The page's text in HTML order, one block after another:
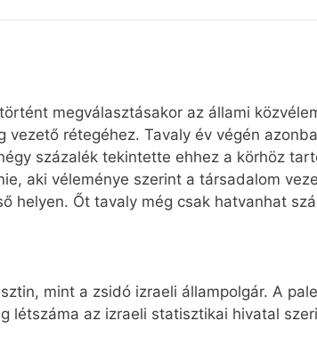
megválasztásakor az állami
rétegéhez. Tavaly év végén
százalék tekintette ehhez a körhöz
aki véleménye szerint a társadalom
helyen. Őt tavaly még csak hatvanhat
mint a zsidó izraeli állampolgár. A
létszáma az izraeli statisztikai hivatal